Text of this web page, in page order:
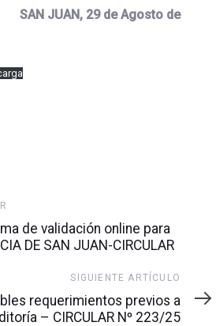
SAN JUAN, 29 de Agosto de
de validación online para
DE SAN JUAN-CIRCULAR
SIGUIENTE ARTÍCULO
requerimientos previos a
– CIRCULAR Nº 223/25